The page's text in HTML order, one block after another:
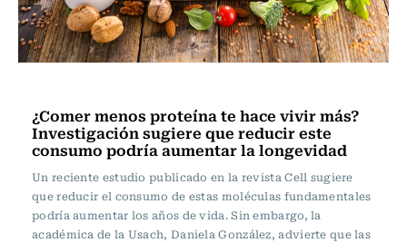
¿Comer menos proteína te hace vivir más?
Investigación sugiere que reducir este
consumo podría aumentar la longevidad
Un reciente estudio publicado en la revista Cell sugiere
que reducir el consumo de estas moléculas fundamentales
podría aumentar los años de vida. Sin embargo, la
académica de la Usach, Daniela González, advierte que las